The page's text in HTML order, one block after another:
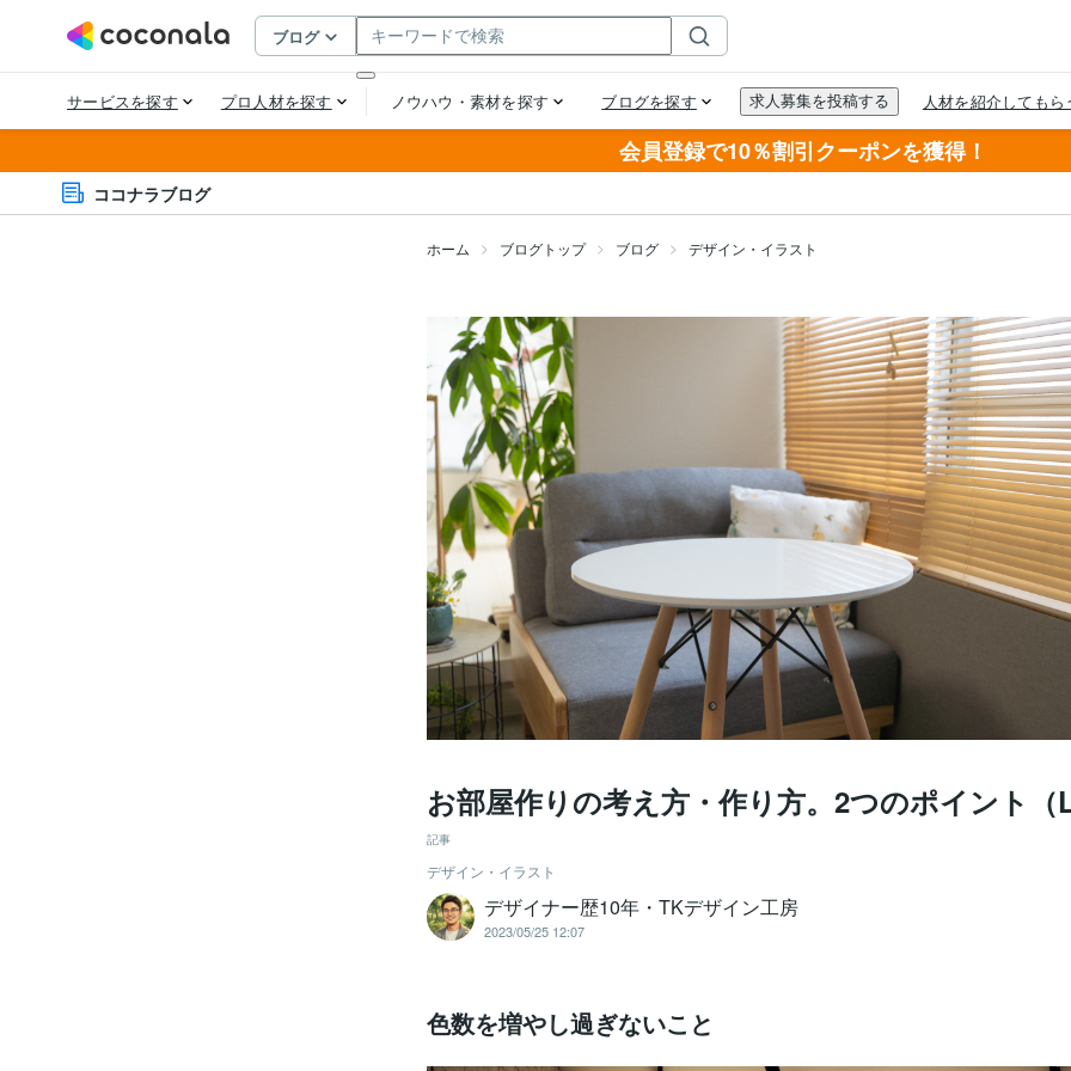
会員登録で10％割引クーポンを獲得！
ココナラブログ
ホーム ブログトップ ブログ デザイン・イラスト
お部屋作りの考え方・作り方。2つのポイント（
記事
デザイン・イラスト
デザイナー歴10年・TKデザイン工房
2023/05/25 12:07
色数を増やし過ぎないこと